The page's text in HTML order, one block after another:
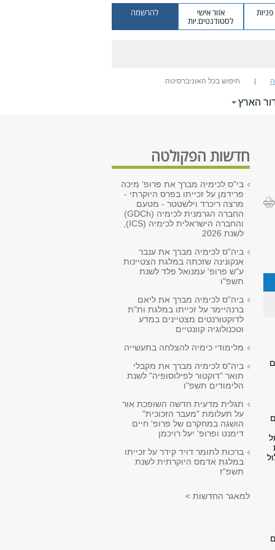
אזור אישי
לסטודנטים.יות
להרשמה
חיפוש בכל האוניברסיטה
הארץ
חדשות הפקולטה
בי"ס לכימיה מברך את פרופ' מיכה
פרידמן על זכייתו בפרס היוקרתי -
מרצה ריכרד וילשטטר - מטעם
החברה הגרמנית לכימיה (GDCh)
והחברה הישראלית לכימיה (ICS),
לשנת 2026
ביה"ס לכימיה מברך את ענבר
אנקונינה שזכתה במלגת הצטיינות
ע"ש פרופ' עמנואל פלד לשנת
תשפ"ו
ביה"ס לכימיה מברך את ליאם
ברנהיימר על זכייתו במלגת ות"ת
לדוקטורנטים מצטיינים במדע
וטכנולוגיה קוונטיים
מלימודי כימיה להצלחה בתעשייה
ביה"ס לכימיה מברך את מקבלי
תואר "דוקטור לפילוסופיה" לשנת
הלימודים תשפ"ו
תגלית מדעית חדשה השופכת אור
על תעלומת "מעבר הזכוכית"
הושגה במחקרם של פרופ' חיים
דימנט ופרופ' יעל רויכמן
ברכות לתומר דויד קידר על זכייתו
במלגת אדמס היוקרתית לשנת
תשפ"ז
למאגר החדשות >